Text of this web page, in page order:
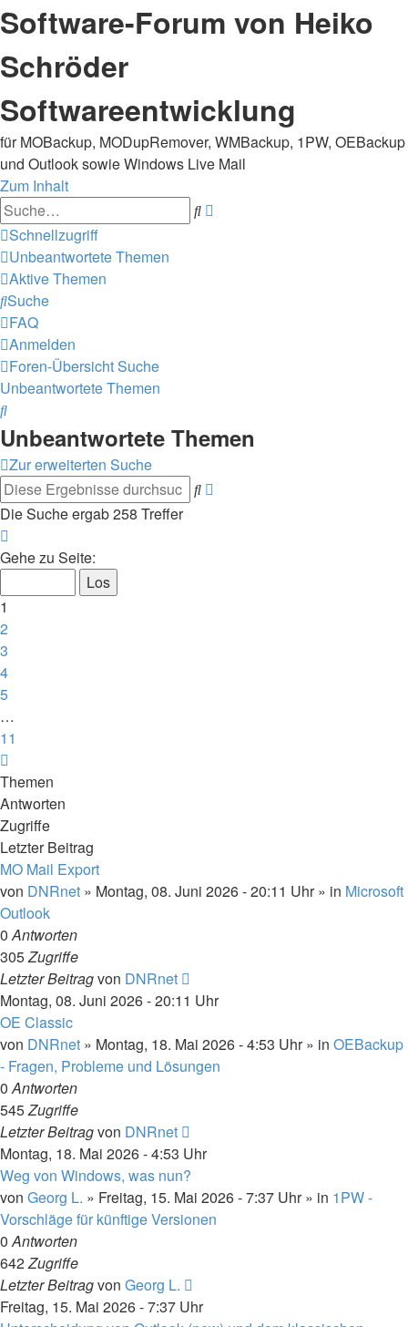
Software-Forum von Heiko
Schröder
Softwareentwicklung
für MOBackup, MODupRemover, WMBackup, 1PW, OEBackup
und Outlook sowie Windows Live Mail
Zum Inhalt
Suche
Schnellzugriff
Unbeantwortete Themen
Aktive Themen
Suche
FAQ
Anmelden
Foren-ÜbersichtSuche
Unbeantwortete Themen
Suche
Unbeantwortete Themen
Zur erweiterten Suche
Suche
Die Suche ergab 258 Treffer
1
11
Gehe zu Seite:
1
2
3
4
5
…
11
Themen
Antworten
Zugriffe
Letzter Beitrag
MO Mail Export
von DNRnet » Montag, 08. Juni 2026 - 20:11 Uhr» in Microsoft
Outlook
0Antworten
305Zugriffe
Letzter Beitragvon DNRnet
Montag, 08. Juni 2026 - 20:11 Uhr
OE Classic
von DNRnet » Montag, 18. Mai 2026 - 4:53 Uhr» in OEBackup
- Fragen, Probleme und Lösungen
0Antworten
545Zugriffe
Letzter Beitragvon DNRnet
Montag, 18. Mai 2026 - 4:53 Uhr
Weg von Windows, was nun?
von Georg L. » Freitag, 15. Mai 2026 - 7:37 Uhr» in 1PW -
Vorschläge für künftige Versionen
0Antworten
642Zugriffe
Letzter Beitragvon Georg L.
Freitag, 15. Mai 2026 - 7:37 Uhr